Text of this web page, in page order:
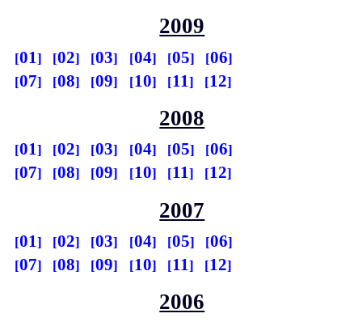
2009
01 02 03 04 05
06
07
08 09 10 11 12
2008
01 02 03 04 05
06
07
08 09 10 11 12
2007
01 02 03 04 05
06
07
08 09 10 11 12
2006